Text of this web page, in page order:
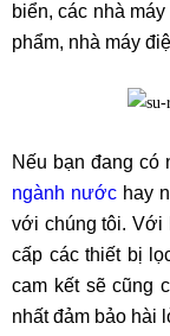
biển, các nhà
phẩm, nhà máy
Nếu bạn đang có
ngành nước hay
với chúng tôi. Với
cấp các thiết bị
cam kết sẽ cũng
nhất đảm bảo hài